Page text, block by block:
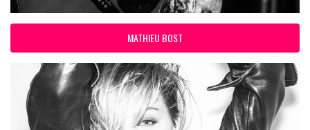
MATHIEU BOST